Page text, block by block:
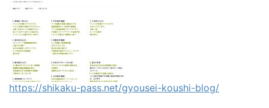
https://shikaku-pass.net/gyousei-koushi-blog/